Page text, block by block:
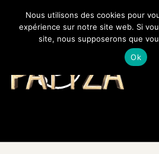
PATYZA
Votre avenir
SPIRITUALITÉ ET
Nous utilisons des cookies pour
expérience sur notre site web. Si
site, nous supposerons que
Ok